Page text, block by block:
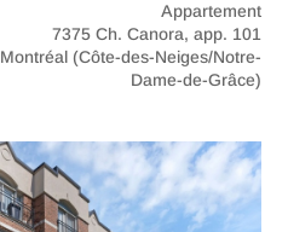
Appartement
7375 Ch. Canora, app. 101
Montréal (Côte-des-Neiges/Notre-
Dame-de-Grâce)